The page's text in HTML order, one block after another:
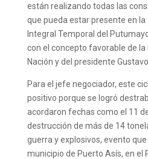
están realizando todas las
que pueda estar presente en la
Integral Temporal del
con el concepto favorable de la
Nación y del presidente
Para el jefe negociador, este
positivo porque se logró
acordaron fechas como el 11
destrucción de más de 14
guerra y explosivos, evento
municipio de Puerto Asís, en el